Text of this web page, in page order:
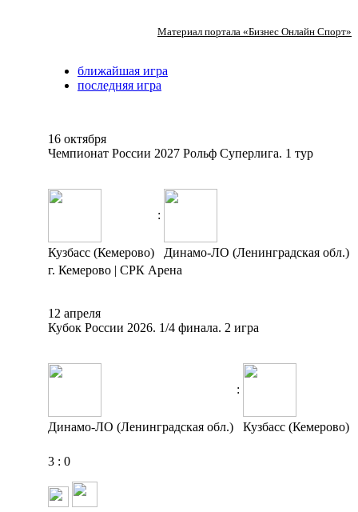
Материал портала «Бизнес Онлайн Спорт»
ближайшая игра
последняя игра
16 октября
Чемпионат России 2027 Рольф Суперлига. 1 тур
:
Кузбасс (Кемерово)
Динамо-ЛО (Ленинградская обл.)
г. Кемерово | СРК Арена
12 апреля
Кубок России 2026. 1/4 финала. 2 игра
:
Динамо-ЛО (Ленинградская обл.) Кузбасс (Кемерово)
3 : 0